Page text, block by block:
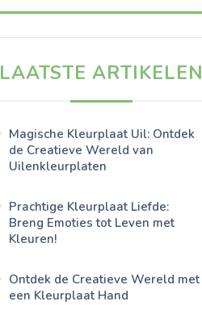
LAATSTE ARTIKELEN
Magische Kleurplaat Uil: Ontdek
de Creatieve Wereld van
Uilenkleurplaten
Prachtige Kleurplaat Liefde:
Breng Emoties tot Leven met
Kleuren!
Ontdek de Creatieve Wereld met
een Kleurplaat Hand